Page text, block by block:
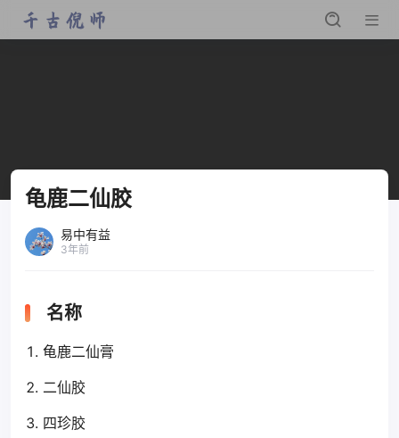
龟鹿二仙胶
易中有益
3年前
名称
龟鹿二仙膏
二仙胶
四珍胶